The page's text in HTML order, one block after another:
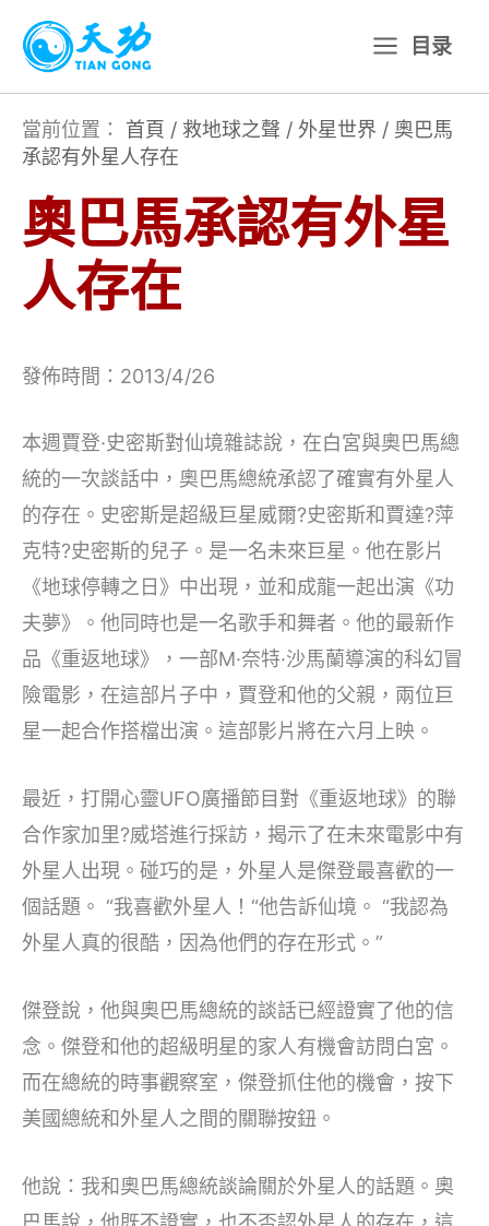
主
目录
當前位置： 首頁 / 救地球之聲 / 外星世界 / 奧巴馬
承認有外星人存在
奧巴馬承認有外星
人存在
發佈時間：2013/4/26
本週賈登·史密斯對仙境雜誌說，在白宮與奧巴馬總
統的一次談話中，奧巴馬總統承認了確實有外星人
的存在。史密斯是超級巨星威爾?史密斯和賈達?萍
克特?史密斯的兒子。是一名未來巨星。他在影片
《地球停轉之日》中出現，並和成龍一起出演《功
夫夢》。他同時也是一名歌手和舞者。他的最新作
品《重返地球》，一部M·奈特·沙馬蘭導演的科幻冒
險電影，在這部片子中，賈登和他的父親，兩位巨
星一起合作搭檔出演。這部影片將在六月上映。
最近，打開心靈UFO廣播節目對《重返地球》的聯
合作家加里?威塔進行採訪，揭示了在未來電影中有
外星人出現。碰巧的是，外星人是傑登最喜歡的一
個話題。 “我喜歡外星人！“他告訴仙境。 “我認為
外星人真的很酷，因為他們的存在形式。”
傑登說，他與奧巴馬總統的談話已經證實了他的信
念。傑登和他的超級明星的家人有機會訪問白宮。
而在總統的時事觀察室，傑登抓住他的機會，按下
美國總統和外星人之間的關聯按鈕。
他說：我和奧巴馬總統談論關於外星人的話題。奧